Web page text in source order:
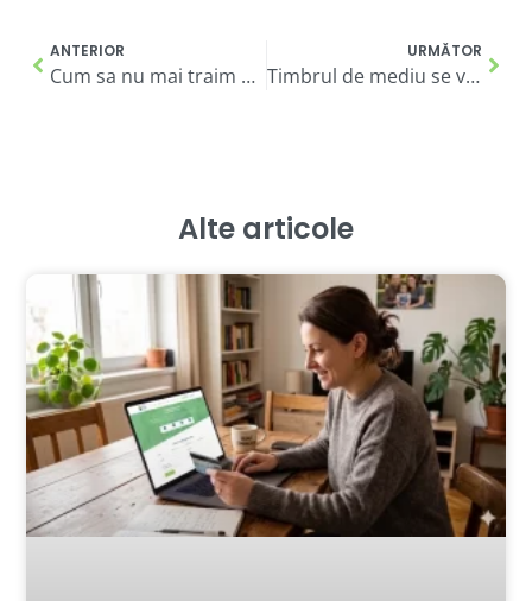
ANTERIOR
Cum sa nu mai traim de la un salariu la altul
URMĂTOR
Timbrul de mediu se va transforma in impozit?
Alte articole